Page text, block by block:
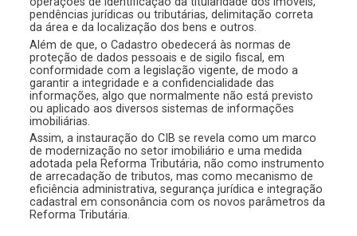
pendências jurídicas ou tributárias, delimitação correta
da área e da localização dos bens e outros.
Além de que, o Cadastro obedecerá às normas de
proteção de dados pessoais e de sigilo fiscal, em
conformidade com a legislação vigente, de modo a
garantir a integridade e a confidencialidade das
informações, algo que normalmente não está previsto
ou aplicado aos diversos sistemas de informações
imobiliárias.
Assim, a instauração do CIB se revela como um marco
de modernização no setor imobiliário e uma medida
adotada pela Reforma Tributária, não como instrumento
de arrecadação de tributos, mas como mecanismo de
eficiência administrativa, segurança jurídica e integração
cadastral em consonância com os novos parâmetros da
Reforma Tributária.